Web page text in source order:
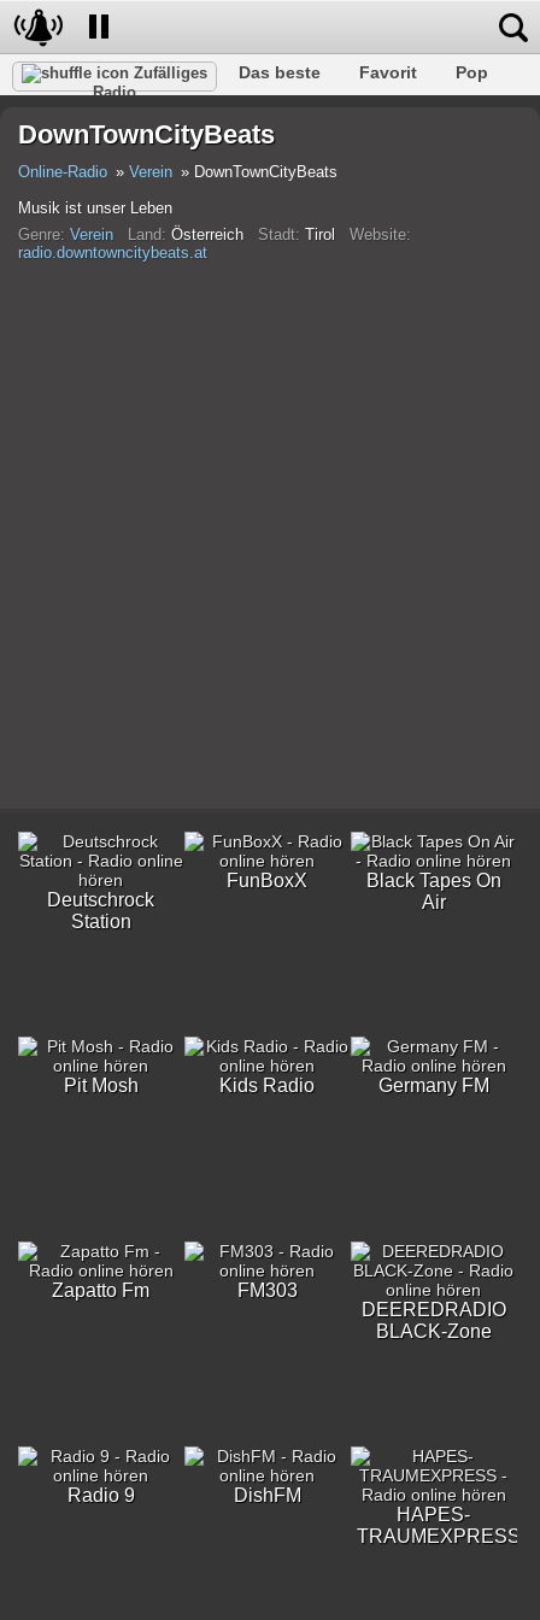
Zufälliges
Radio
Das beste Favorit
Pop
Rap
Trans Falk Jazz
DownTownCityBeats
Online-Radio Verein
DownTownCityBeats
Musik ist unser Leben
Genre: Verein Land: Österreich Stadt: Tirol Website:
radio.downtowncitybeats.at
Deutschrock
Station
FunBoxX
Black Tapes On
Air
Pit Mosh Kids Radio Germany FM
Zapatto Fm
FM303
DEEREDRADIO
BLACK-Zone
Radio 9
DishFM
HAPES-
TRAUMEXPRESS